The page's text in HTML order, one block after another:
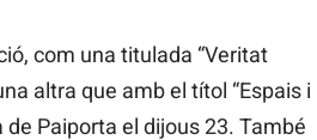
com una titulada “Veritat
altra que amb el títol “Espais i
Paiporta el dijous 23. També